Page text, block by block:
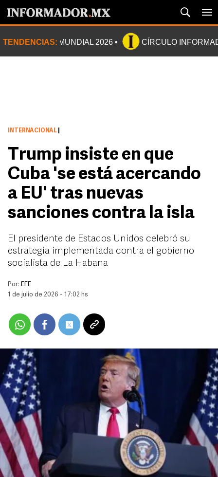
TENDENCIAS: MUNDIAL 2026 CÍRCULO
INTERNACIONAL
Trump insiste en que
Cuba 'se está acercando
a EU' tras nuevas
sanciones contra la isla
El presidente de Estados Unidos celebró su
estrategia implementada contra el gobierno
socialista de La Habana
Por: EFE
1 de julio de 2026 - 17:02 hs